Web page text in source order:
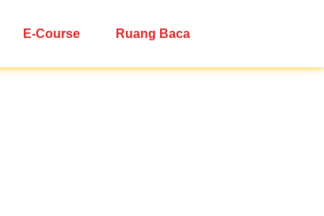
E-Course Ruang Baca